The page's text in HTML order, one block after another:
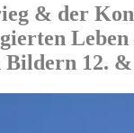
& der
Leben
Bildern 12.